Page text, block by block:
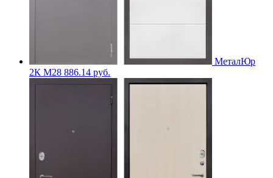
МеталЮр
2К M28 886.14 руб.